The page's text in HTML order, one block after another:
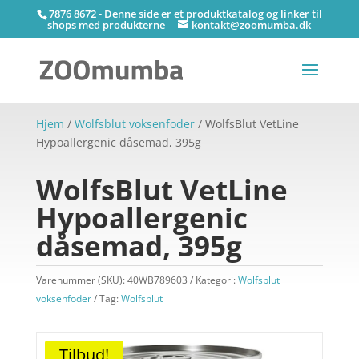
7876 8672 - Denne side er et produktkatalog og linker til
shops med produkterne kontakt@zoomumba.dk
Hjem / Wolfsblut voksenfoder/ WolfsBlut VetLine
Hypoallergenic dåsemad, 395g
WolfsBlut VetLine
Hypoallergenic
dåsemad, 395g
Varenummer (SKU):40WB789603 Kategori:Wolfsblut
voksenfoder
Tag:Wolfsblut
Tilbud!